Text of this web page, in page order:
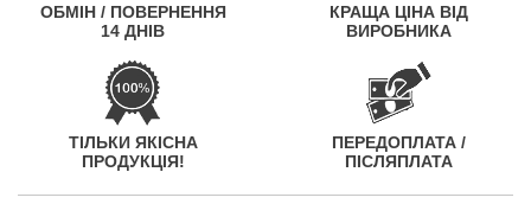
ОБМІН / ПОВЕРНЕННЯ
14 ДНІВ
КРАЩА ЦІНА ВІД
ВИРОБНИКА
ТІЛЬКИ ЯКІСНА
ПРОДУКЦІЯ!
ПЕРЕДОПЛАТА /
ПІСЛЯПЛАТА